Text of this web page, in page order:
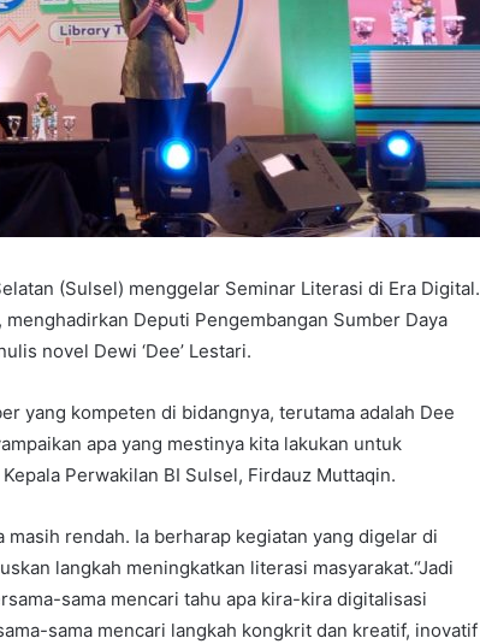
(Sulsel) menggelar Seminar Literasi di Era Digital.
Deputi Pengembangan Sumber Daya
novel Dewi ‘Dee’ Lestari.
yang kompeten di bidangnya, terutama adalah Dee
apa yang mestinya kita lakukan untuk
Perwakilan BI Sulsel, Firdauz Muttaqin.
rendah. Ia berharap kegiatan yang digelar di
langkah meningkatkan literasi masyarakat.“Jadi
sama mencari tahu apa kira-kira digitalisasi
sama mencari langkah kongkrit dan kreatif, inovatif